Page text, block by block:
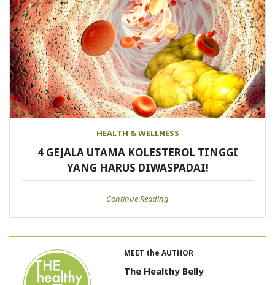
HEALTH & WELLNESS
4 GEJALA UTAMA KOLESTEROL TINGGI
YANG HARUS DIWASPADAI!
Continue Reading
MEET the AUTHOR
The Healthy Belly